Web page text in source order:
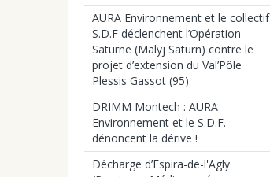
AURA Environnement et le collectif
S.D.F déclenchent l’Opération
Saturne (Malyj Saturn) contre le
projet d’extension du Val’Pôle
Plessis Gassot (95)
DRIMM Montech : AURA
Environnement et le S.D.F.
dénoncent la dérive !
Décharge d’Espira-de-l'Agly